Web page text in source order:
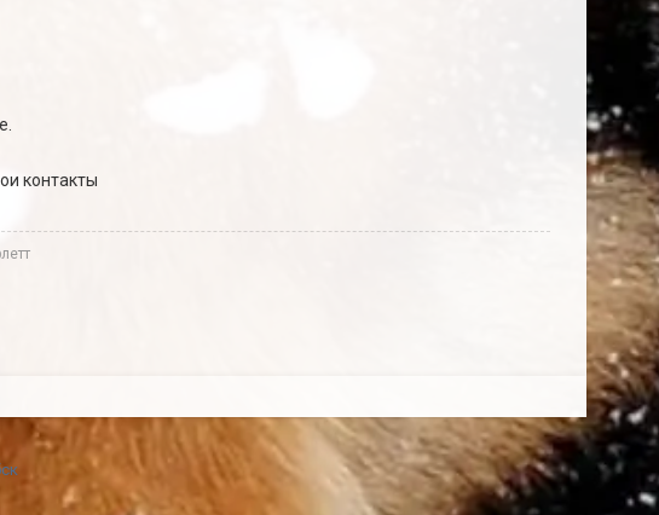
контакты